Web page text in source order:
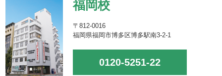
福岡校
〒812-0016
福岡県福岡市博多区博多駅南3-2-1
0120-5251-22